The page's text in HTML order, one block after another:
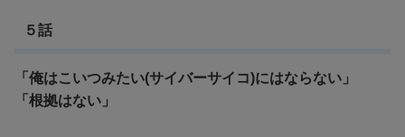
５話
「俺はこいつみたい(サイバーサイコ)にはならない」
「根拠はない」